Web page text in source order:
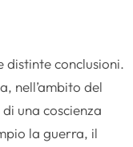
distinte conclusioni.
nell’ambito del
una coscienza
la guerra, il